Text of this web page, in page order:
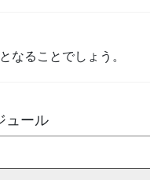
なることでしょう。
ュール